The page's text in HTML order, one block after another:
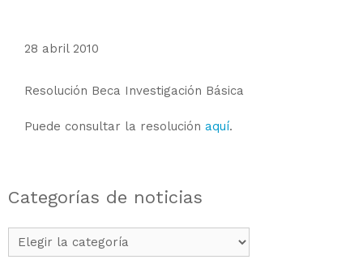
28 abril 2010
Resolución Beca Investigación Básica
Puede consultar la resolución aquí.
Categorías de noticias
Categorías
de